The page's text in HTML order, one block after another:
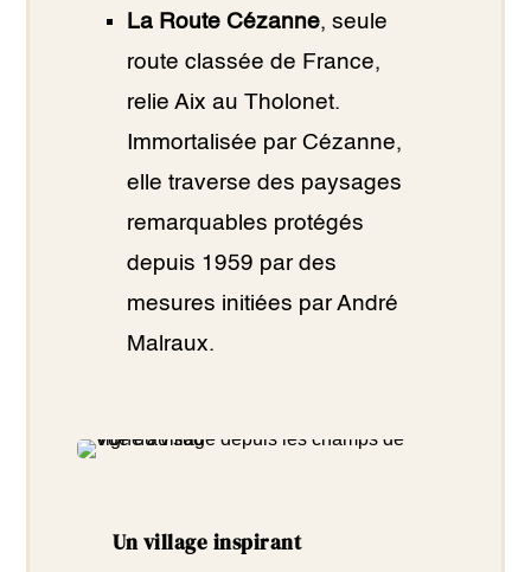
La Route Cézanne, seule
route classée de France,
relie Aix au Tholonet.
Immortalisée par Cézanne,
elle traverse des paysages
remarquables protégés
depuis 1959 par des
mesures initiées par André
Malraux.
Un village inspirant